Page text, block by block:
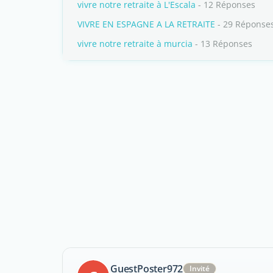
vivre notre retraite à L'Escala - 12 Réponses
VIVRE EN ESPAGNE A LA RETRAITE - 29
vivre notre retraite à murcia - 13 Réponses
GuestPoster972 Invité